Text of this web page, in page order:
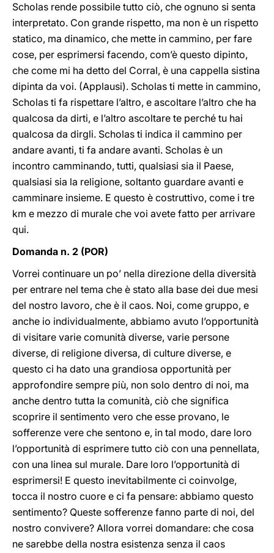
Scholas rende possibile tutto ciò, che ognuno si senta
interpretato. Con grande rispetto, ma non è un rispetto
statico, ma dinamico, che mette in cammino, per fare
cose, per esprimersi facendo, com’è questo dipinto,
che come mi ha detto del Corral, è una cappella sistina
dipinta da voi. (Applausi). Scholas ti mette in cammino,
Scholas ti fa rispettare l’altro, e ascoltare l’altro che ha
qualcosa da dirti, e l’altro ascoltare te perché tu hai
qualcosa da dirgli. Scholas ti indica il cammino per
andare avanti, ti fa andare avanti. Scholas è un
incontro camminando, tutti, qualsiasi sia il Paese,
qualsiasi sia la religione, soltanto guardare avanti e
camminare insieme. E questo è costruttivo, come i tre
km e mezzo di murale che voi avete fatto per arrivare
qui.
Domanda n. 2 (POR)
Vorrei continuare un po’ nella direzione della diversità
per entrare nel tema che è stato alla base dei due mesi
del nostro lavoro, che è il caos. Noi, come gruppo, e
anche io individualmente, abbiamo avuto l’opportunità
di visitare varie comunità diverse, varie persone
diverse, di religione diversa, di culture diverse, e
questo ci ha dato una grandiosa opportunità per
approfondire sempre più, non solo dentro di noi, ma
anche dentro tutta la comunità, ciò che significa
scoprire il sentimento vero che esse provano, le
sofferenze vere che sentono e, in tal modo, dare loro
l’opportunità di esprimere tutto ciò con una pennellata,
con una linea sul murale. Dare loro l’opportunità di
esprimersi! E questo inevitabilmente ci coinvolge,
tocca il nostro cuore e ci fa pensare: abbiamo questo
sentimento? Queste sofferenze fanno parte di noi, del
nostro convivere? Allora vorrei domandare: che cosa
ne sarebbe della nostra esistenza senza il caos